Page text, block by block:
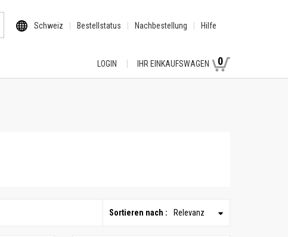
Schweiz Bestellstatus Nachbestellung Hilfe
LOGIN IHR EINKAUFSWAGEN 0
Sortieren nach : Relevanz